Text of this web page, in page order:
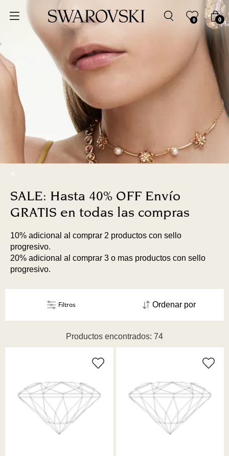
0 0
<
SALE: Hasta 40% OFF Envío
GRATIS en todas las compras
10% adicional al comprar 2 productos con sello
progresivo.
20% adicional al comprar 3 o mas productos con sello
progresivo.
Productos encontrados: 74
Ordenar por
Ordenar por
Precio más bajo
Precio más alto
Los más vendidos
A - Z
Z - A
Mejor descuento
Filtros